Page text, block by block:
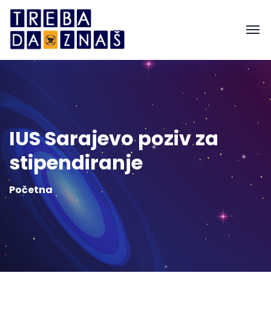
IUS Sarajevo poziv za
stipendiranje
Početna